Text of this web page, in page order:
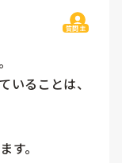
質問主
いることは、
す。